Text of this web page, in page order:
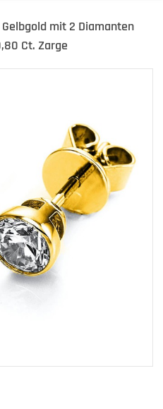
mit 2 Diamanten
Ct. Zarge